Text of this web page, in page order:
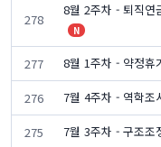
278
8월 2주차 - 퇴직연
N
277 8월 1주차 - 약정휴
276 7월 4주차 - 역학조
275 7월 3주차 - 구조조